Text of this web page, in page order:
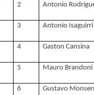
2 Antonio
3 Antonio Isaguirri
4 Gaston Cansina
5 Mauro Brandoni
6 Gustavo